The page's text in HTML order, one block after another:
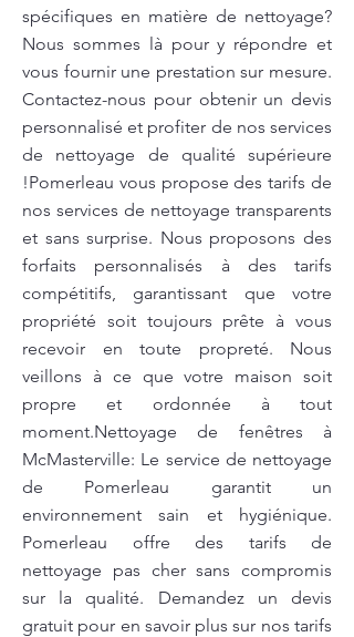
spécifiques en matière de nettoyage?
Nous sommes là pour y répondre et
vous fournir une prestation sur mesure.
Contactez-nous pour obtenir un devis
personnalisé et profiter de nos services
de nettoyage de qualité supérieure
!Pomerleau vous propose des tarifs de
nos services de nettoyage transparents
et sans surprise. Nous proposons des
forfaits personnalisés à des tarifs
compétitifs, garantissant que votre
propriété soit toujours prête à vous
recevoir en toute propreté. Nous
veillons à ce que votre maison soit
propre et ordonnée à tout
moment.Nettoyage de fenêtres à
McMasterville: Le service de nettoyage
de Pomerleau garantit un
environnement sain et hygiénique.
Pomerleau offre des tarifs de
nettoyage pas cher sans compromis
sur la qualité. Demandez un devis
gratuit pour en savoir plus sur nos tarifs